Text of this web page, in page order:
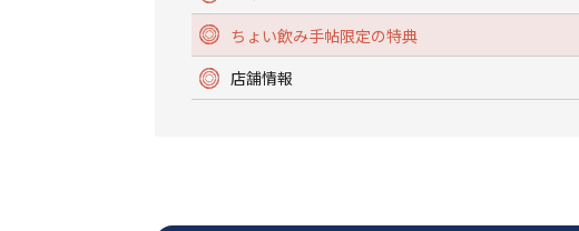
ちょい飲み手帖限定の特典
店舗情報